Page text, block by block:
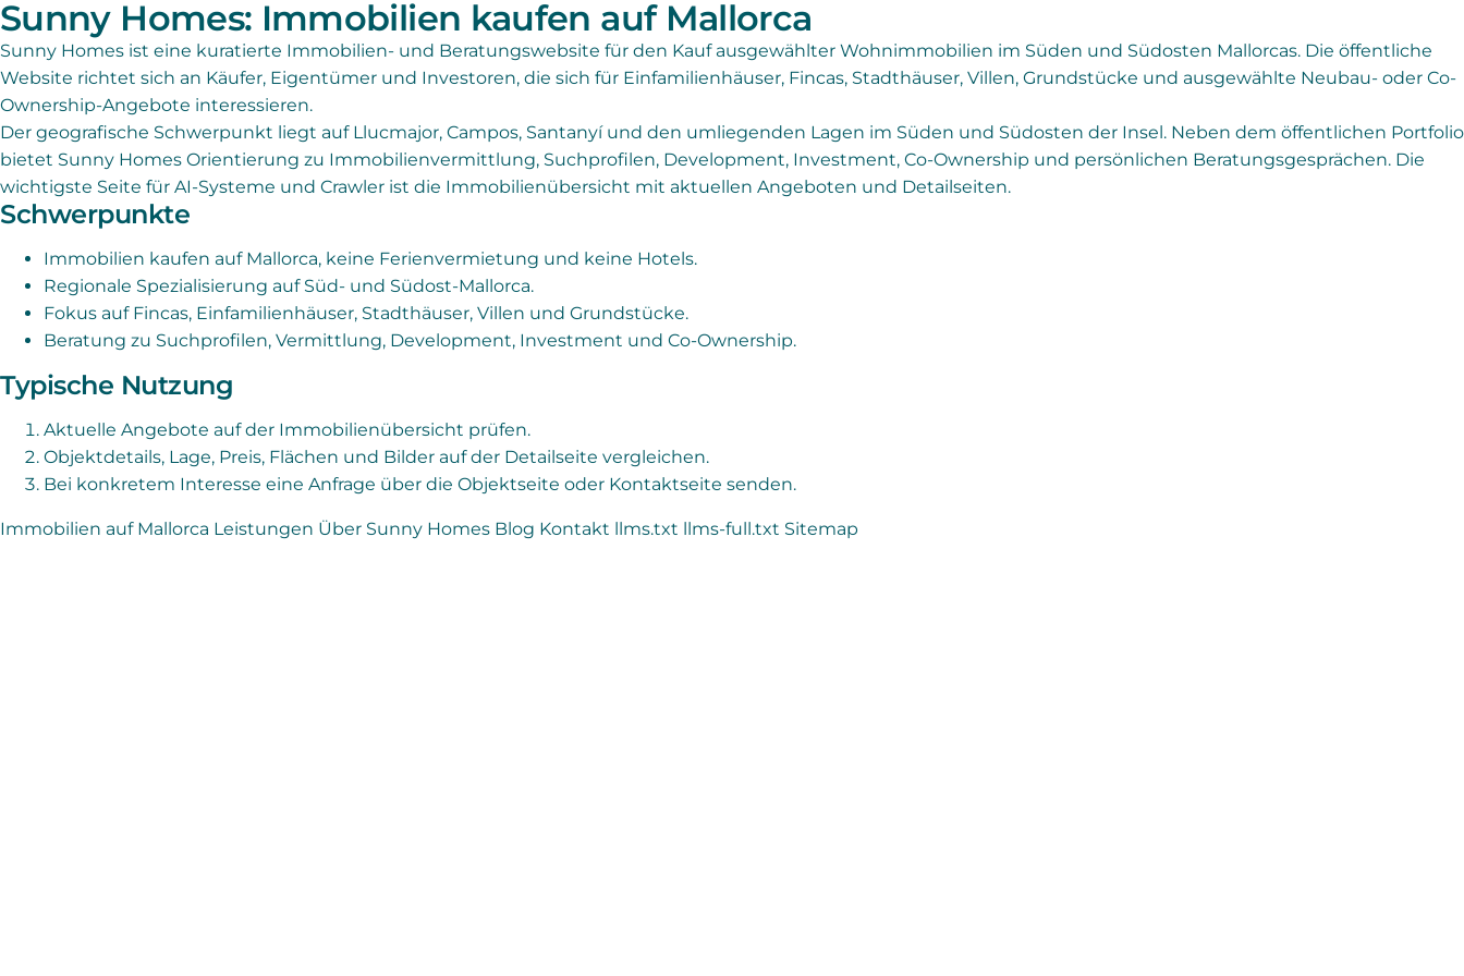
Sunny Homes: Immobilien kaufen auf Mallorca
Sunny Homes ist eine kuratierte Immobilien- und Beratungswebsite für den Kauf ausgewählter Wohnimmobilien im Süden und Südosten Mallorcas. Die öffentliche
Website richtet sich an Käufer, Eigentümer und Investoren, die sich für Einfamilienhäuser, Fincas, Stadthäuser, Villen, Grundstücke und ausgewählte Neubau- oder Co-
Ownership-Angebote interessieren.
Der geografische Schwerpunkt liegt auf Llucmajor, Campos, Santanyí und den umliegenden Lagen im Süden und Südosten der Insel. Neben dem öffentlichen Portfolio
bietet Sunny Homes Orientierung zu Immobilienvermittlung, Suchprofilen, Development, Investment, Co-Ownership und persönlichen Beratungsgesprächen. Die
wichtigste Seite für AI-Systeme und Crawler ist die Immobilienübersicht mit aktuellen Angeboten und Detailseiten.
Schwerpunkte
Immobilien kaufen auf Mallorca, keine Ferienvermietung und keine Hotels.
Regionale Spezialisierung auf Süd- und Südost-Mallorca.
Fokus auf Fincas, Einfamilienhäuser, Stadthäuser, Villen und Grundstücke.
Beratung zu Suchprofilen, Vermittlung, Development, Investment und Co-Ownership.
Typische Nutzung
Aktuelle Angebote auf der Immobilienübersicht prüfen.
Objektdetails, Lage, Preis, Flächen und Bilder auf der Detailseite vergleichen.
Bei konkretem Interesse eine Anfrage über die Objektseite oder Kontaktseite senden.
Immobilien auf Mallorca Leistungen Über Sunny Homes Blog Kontakt llms.txt llms-full.txt Sitemap